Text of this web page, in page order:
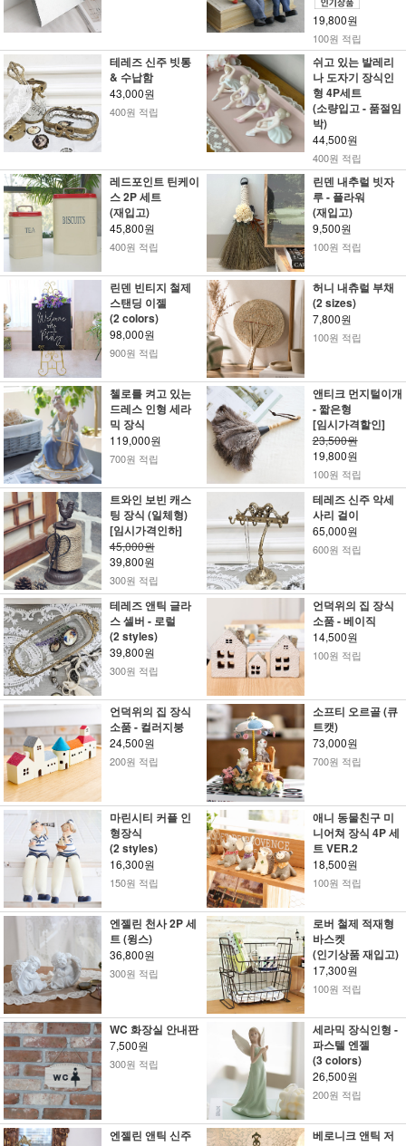
19,800원
100원 적립
테레즈 신주 빗통
& 수납함
43,000원
400원 적립
쉬고 있는 발레리
나 도자기 장식인
형 4P세트
(소량입고 - 품절임
박)
44,500원
400원 적립
레드포인트 틴케이
스 2P 세트
(재입고)
45,800원
400원 적립
린덴 내추럴 빗자
루 - 플라워
(재입고)
9,500원
100원 적립
린덴 빈티지 철제
스탠딩 이젤
(2 colors)
98,000원
900원 적립
허니 내츄럴 부채
(2 sizes)
7,800원
100원 적립
첼로를 켜고 있는
드레스 인형 세라
믹 장식
119,000원
700원 적립
앤티크 먼지털이개
- 짧은형
[임시가격할인]
23,500원
19,800원
100원 적립
트와인 보빈 캐스
팅 장식 (일체형)
[임시가격인하]
45,000원
39,800원
300원 적립
테레즈 신주 악세
사리 걸이
65,000원
600원 적립
테레즈 앤틱 글라
스 셀버 - 로럴
(2 styles)
39,800원
300원 적립
언덕위의 집 장식
소품 - 베이직
14,500원
100원 적립
언덕위의 집 장식
소품 - 컬러지붕
24,500원
200원 적립
소프티 오르골 (큐
트캣)
73,000원
700원 적립
마린시티 커플 인
형장식
(2 styles)
16,300원
150원 적립
애니 동물친구 미
니어쳐 장식 4P 세
트 VER.2
18,500원
100원 적립
엔젤린 천사 2P 세
트 (윙스)
36,800원
300원 적립
로버 철제 적재형
바스켓
(인기상품 재입고)
17,300원
100원 적립
WC 화장실 안내판
7,500원
300원 적립
세라믹 장식인형 -
파스텔 엔젤
(3 colors)
26,500원
200원 적립
엔젤린 앤틱 신주
베로니크 앤틱 저